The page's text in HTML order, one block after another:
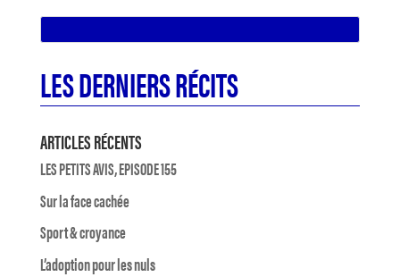
LES DERNIERS RÉCITS
ARTICLES RÉCENTS
LES PETITS AVIS, EPISODE 155
Sur la face cachée
Sport & croyance
L’adoption pour les nuls